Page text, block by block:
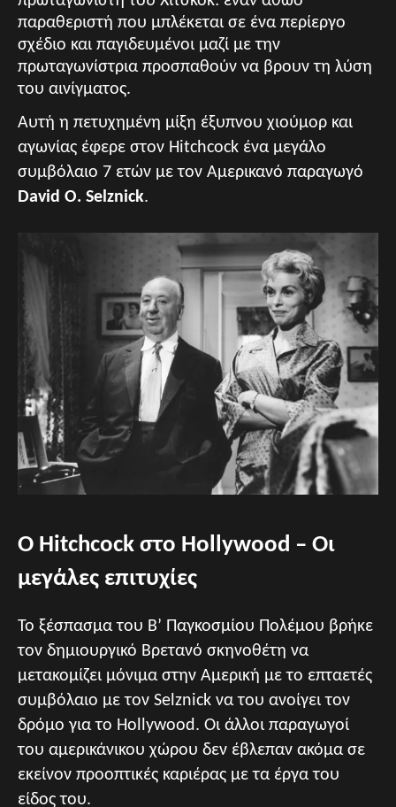
παραθεριστή που μπλέκεται σε ένα περίεργο
σχέδιο και παγιδευμένοι μαζί με την
πρωταγωνίστρια προσπαθούν να βρουν τη λύση
του αινίγματος.
Αυτή η πετυχημένη μίξη έξυπνου χιούμορ και
αγωνίας έφερε στον Hitchcock ένα μεγάλο
συμβόλαιο 7 ετών με τον Αμερικανό παραγωγό
David O. Selznick.
Ο Hitchcock στο Hollywood – Οι
μεγάλες επιτυχίες
Το ξέσπασμα του Β’ Παγκοσμίου Πολέμου βρήκε
τον δημιουργικό Βρετανό σκηνοθέτη να
μετακομίζει μόνιμα στην Αμερική με το επταετές
συμβόλαιο με τον Selznick να του ανοίγει τον
δρόμο για το Hollywood. Οι άλλοι παραγωγοί
του αμερικάνικου χώρου δεν έβλεπαν ακόμα σε
εκείνον προοπτικές καριέρας με τα έργα του
είδος του.